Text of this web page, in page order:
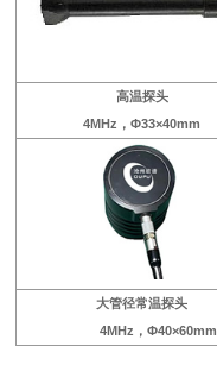
高温探头
4MHz，Φ33×40mm
大管径常温探头
4MHz，Φ40×60mm